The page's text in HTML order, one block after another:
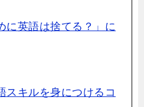
に英語は捨てる？」に
スキルを身につけるコ